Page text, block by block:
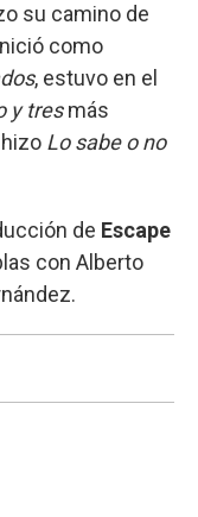
su camino de
como
, estuvo en el
y tresmás
Lo sabe o no
de Escape
con Alberto